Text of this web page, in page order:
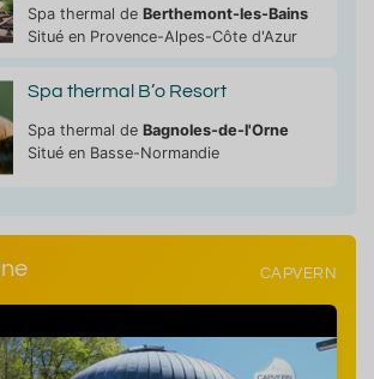
Spa thermal de Berthemont-les-Bains
Situé en Provence-Alpes-Côte d'Azur
Spa thermal B’o Resort
Spa thermal de Bagnoles-de-l'Orne
Situé en Basse-Normandie
CAPVERN